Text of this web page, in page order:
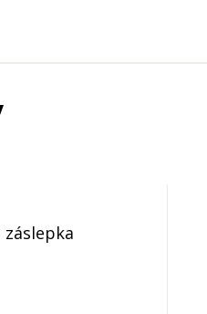
záslepka